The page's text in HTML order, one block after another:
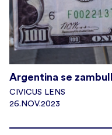
Argentina se
CIVICUS LENS
26.NOV.2023